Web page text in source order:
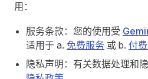
用：
服务条款：您的使用受
适用于 a. 免费服务 或 b. 付
隐私声明：有关数据处理和